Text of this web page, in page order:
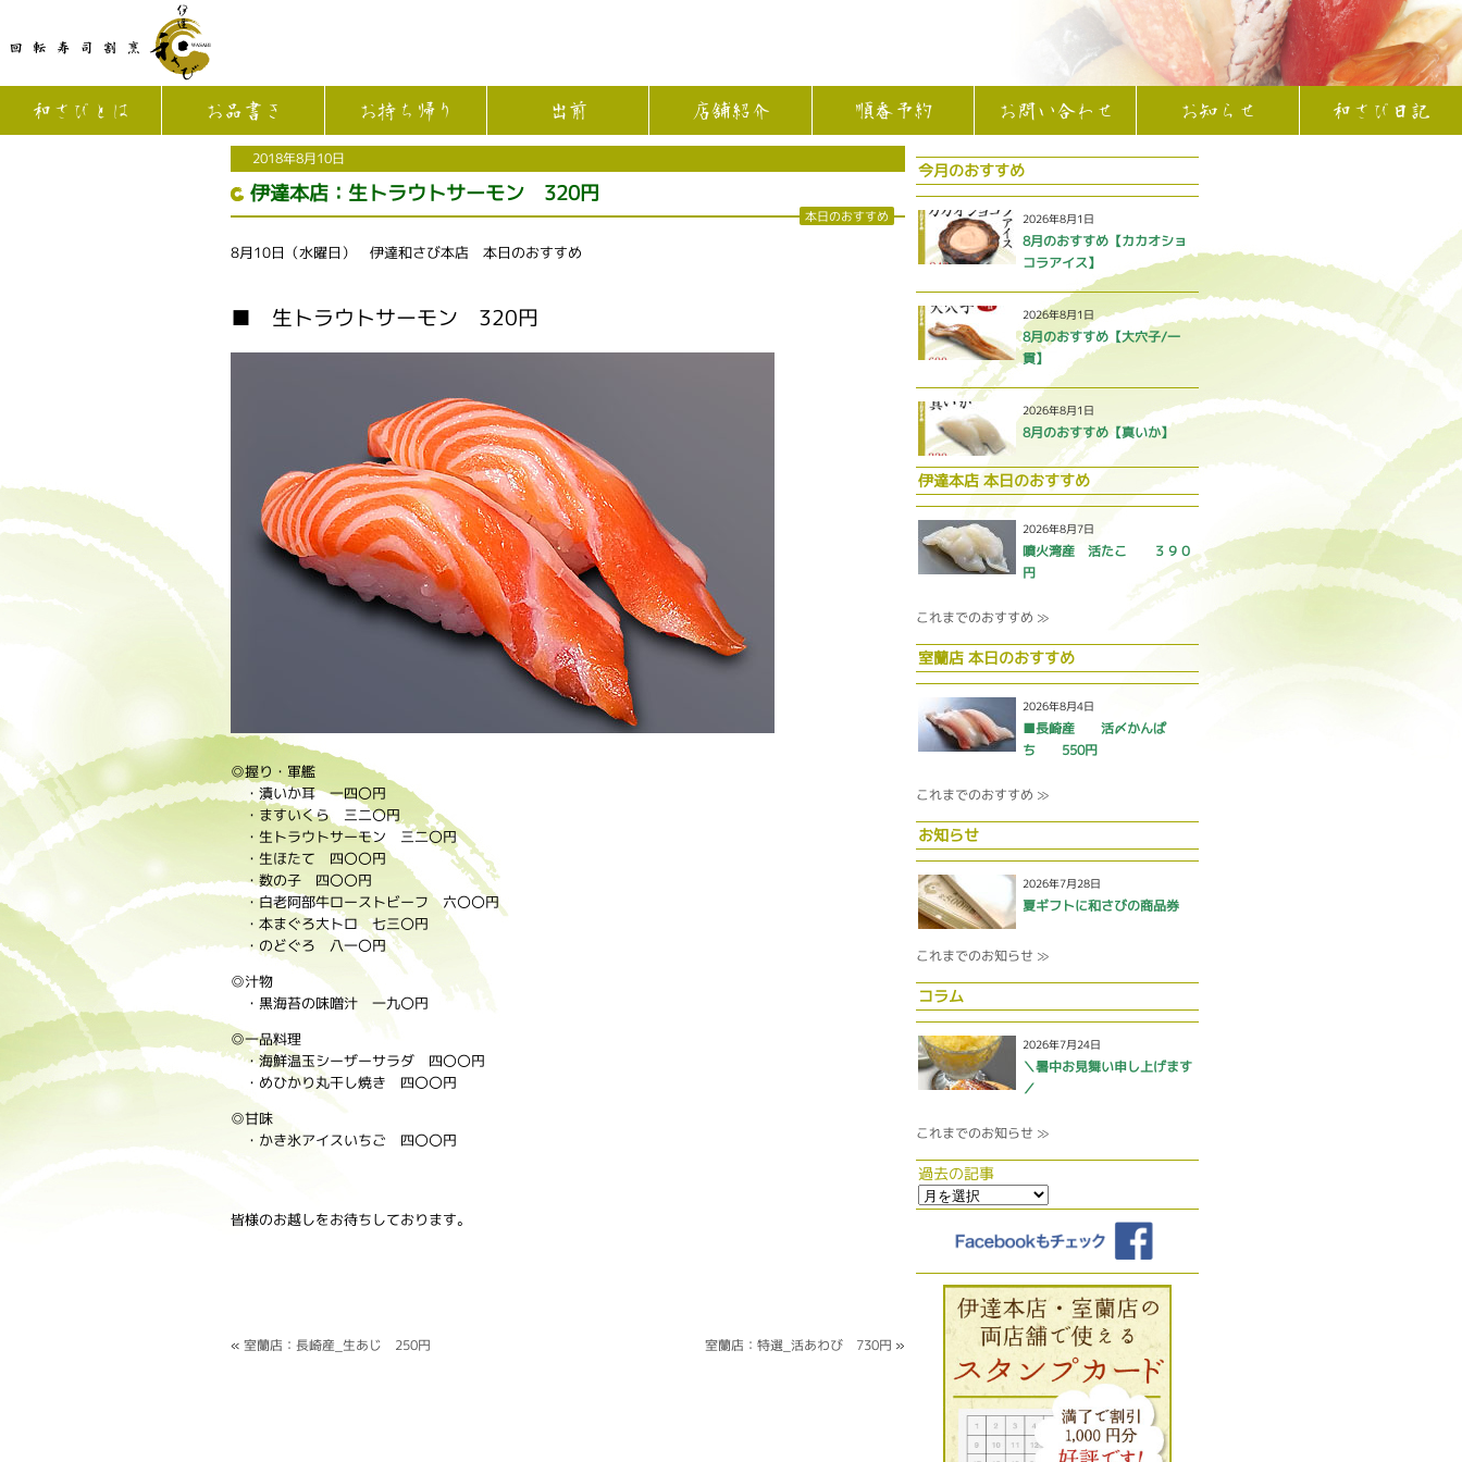
和さびとは お品書き お持ち帰り 出前 店舗紹介 順番予約 お問い合わせ お知らせ 和さび日記
2018年8月10日
伊達本店：生トラウトサーモン 320円
本日のおすすめ
8月10日（水曜日） 伊達和さび本店 本日のおすすめ
■ 生トラウトサーモン 320円
◎握り・軍艦
・漬いか耳 一四〇円
・ますいくら 三二〇円
・生トラウトサーモン 三二〇円
・生ほたて 四〇〇円
・数の子 四〇〇円
・白老阿部牛ローストビーフ 六〇〇円
・本まぐろ大トロ 七三〇円
・のどぐろ 八一〇円
◎汁物
・黒海苔の味噌汁 一九〇円
◎一品料理
・海鮮温玉シーザーサラダ 四〇〇円
・めひかり丸干し焼き 四〇〇円
◎甘味
・かき氷アイスいちご 四〇〇円
皆様のお越しをお待ちしております。
« 室蘭店：長崎産_生あじ 250円 室蘭店：特選_活あわび 730円 »
今月のおすすめ
2026年8月1日
8月のおすすめ【カカオショ
コラアイス】
2026年8月1日
8月のおすすめ【大穴子/一
貫】
2026年8月1日
8月のおすすめ【真いか】
伊達本店 本日のおすすめ
2026年8月7日
噴火湾産 活たこ ３９０
円
これまでのおすすめ ≫
室蘭店 本日のおすすめ
2026年8月4日
■長崎産 活〆かんぱ
ち 550円
これまでのおすすめ ≫
お知らせ
2026年7月28日
夏ギフトに和さびの商品券
これまでのお知らせ ≫
コラム
2026年7月24日
＼暑中お見舞い申し上げます
／
これまでのお知らせ ≫
過去の記事